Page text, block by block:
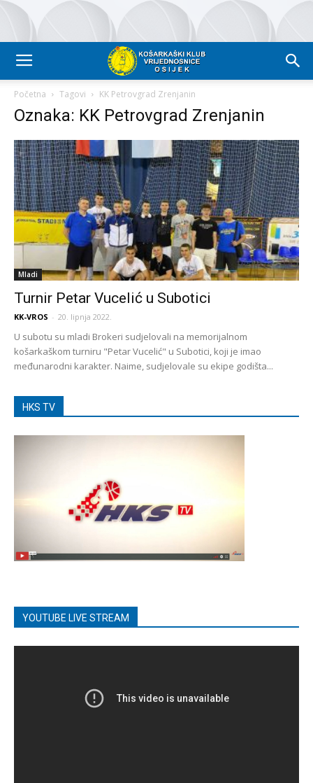
Početna Tagovi KK Petrovgrad Zrenjanin
Oznaka: KK Petrovgrad Zrenjanin
Mladi
Turnir Petar Vucelić u Subotici
KK-VROS - 20. lipnja 2022.
U subotu su mladi Brokeri sudjelovali na memorijalnom
košarkaškom turniru "Petar Vucelić" u Subotici, koji je imao
međunarodni karakter. Naime, sudjelovale su ekipe godišta...
HKS TV
YOUTUBE LIVE STREAM